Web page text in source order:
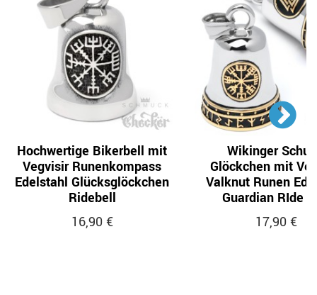
Hochwertige Bikerbell mit
Vegvisir Runenkompass
Edelstahl Glücksglöckchen
Ridebell
16,90 €
Wikinger
Glöckchen mit
Valknut Runen
Guardian RIde
17,90 €